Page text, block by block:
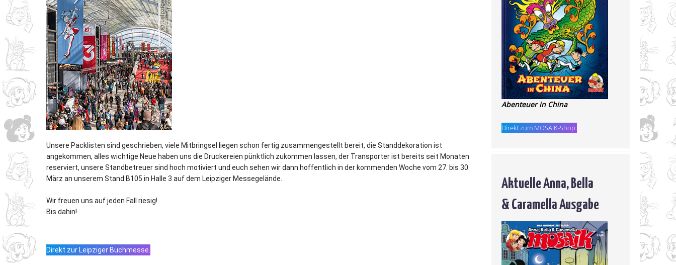
Unsere Packlisten sind geschrieben, viele Mitbringsel liegen schon fertig zusammengestellt bereit, die Standdekoration ist
angekommen, alles wichtige Neue haben uns die Druckereien pünktlich zukommen lassen, der Transporter ist bereits seit Monaten
reserviert, unsere Standbetreuer sind hoch motiviert und euch sehen wir dann hoffentlich in der kommenden Woche vom 27. bis 30.
März an unserem Stand B105 in Halle 3 auf dem Leipziger Messegelände.
Wir freuen uns auf jeden Fall riesig!
Bis dahin!
Direkt zur Leipziger Buchmesse.
Abenteuer in China
Direkt zum MOSAIK-Shop.
Aktuelle Anna, Bella
& Caramella Ausgabe